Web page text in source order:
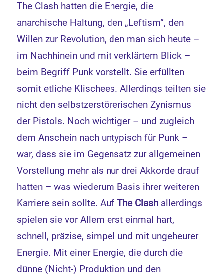
The Clash hatten die Energie, die
anarchische Haltung, den „Leftism“, den
Willen zur Revolution, den man sich heute –
im Nachhinein und mit verklärtem Blick –
beim Begriff Punk vorstellt. Sie erfüllten
somit etliche Klischees. Allerdings teilten sie
nicht den selbstzerstörerischen Zynismus
der Pistols. Noch wichtiger – und zugleich
dem Anschein nach untypisch für Punk –
war, dass sie im Gegensatz zur allgemeinen
Vorstellung mehr als nur drei Akkorde drauf
hatten – was wiederum Basis ihrer weiteren
Karriere sein sollte. AufThe Clash allerdings
spielen sie vor Allem erst einmal hart,
schnell, präzise, simpel und mit ungeheurer
Energie. Mit einer Energie, die durch die
dünne (Nicht-) Produktion und den